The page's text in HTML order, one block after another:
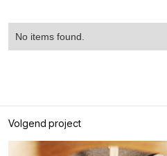
No items found.
Volgend project